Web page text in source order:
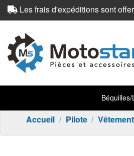
Les frais d'expéditions sont
Accueil Pilote